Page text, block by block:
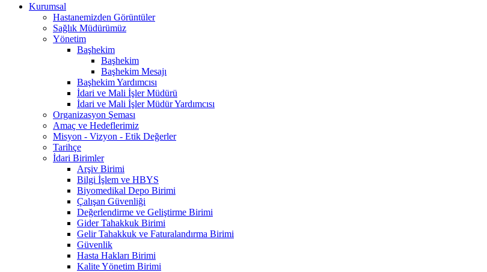
Kurumsal
Hastanemizden Görüntüler
Sağlık Müdürümüz
Yönetim
Başhekim
Başhekim
Başhekim Mesajı
Başhekim Yardımcısı
İdari ve Mali İşler Müdürü
İdari ve Mali İşler Müdür Yardımcısı
Organizasyon Şeması
Amaç ve Hedeflerimiz
Misyon - Vizyon - Etik Değerler
Tarihçe
İdari Birimler
Arşiv Birimi
Bilgi İşlem ve HBYS
Biyomedikal Depo Birimi
Çalışan Güvenliği
Değerlendirme ve Geliştirme Birimi
Gider Tahakkuk Birimi
Gelir Tahakkuk ve Faturalandırma Birimi
Güvenlik
Hasta Hakları Birimi
Kalite Yönetim Birimi